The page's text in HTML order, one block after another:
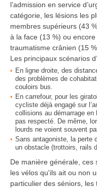
l’admission en service
catégorie, les lésions les
membres supérieurs (43
à la face (13 %) ou
traumatisme crânien (15
Les principaux scénarios
En ligne droite, des
des problèmes de
couloirs bus.
En carrefour, pour les
cycliste déjà engagé sur
collisions au démarrage en
pas respecté. De même,
lourds ne voient souvent
Sans antagoniste, la perte
un obstacle (trottoirs, rails
De manière générale, ces
les vélos qu'ils ait ou non
particulier des séniors,